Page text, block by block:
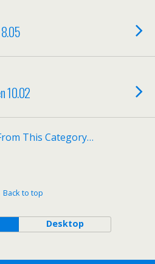
10.02
This Category…
Back to top
Desktop